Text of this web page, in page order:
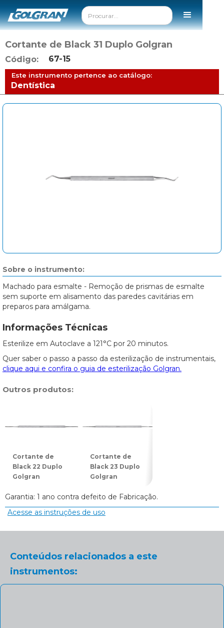
Cortante de Black 31 Duplo Golgran
Código: 67-15
Este instrumento pertence ao catálogo:
Dentística
Sobre o instrumento:
Machado para esmalte - Remoção de prismas de esmalte
sem suporte em alisamento das paredes cavitárias em
preparos para amálgama.
Informações Técnicas
Esterilize em Autoclave a 121°C por 20 minutos.
Quer saber o passo a passo da esterilização de instrumentais,
clique aqui e confira o guia de esterilização Golgran.
Outros produtos:
Cortante de
Black 22 Duplo
Golgran
Cortante de
Black 23 Duplo
Golgran
Garantia: 1 ano contra defeito de Fabricação.
Acesse as instruções de uso
Conteúdos relacionados a este
instrumentos: